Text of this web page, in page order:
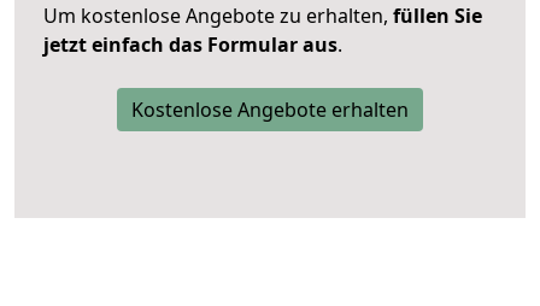
Um kostenlose Angebote zu erhalten, füllen Sie
jetzt einfach das Formular aus.
Kostenlose Angebote erhalten